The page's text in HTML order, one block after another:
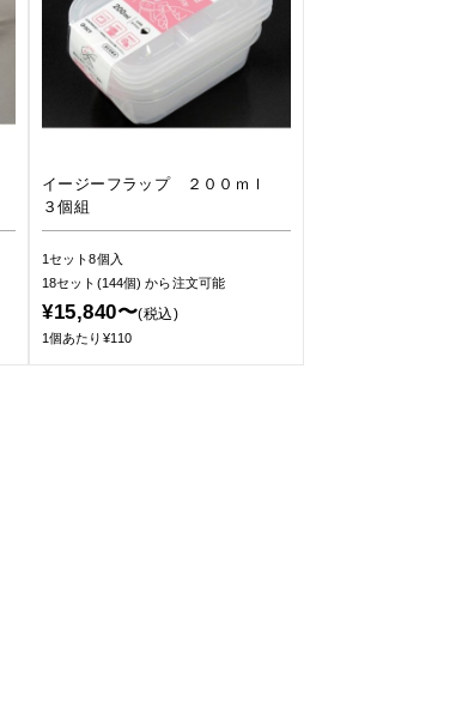
イージーフラップ ２００ｍｌ
３個組
1セット8個入
18セット(144個)から注文可能
¥15,840〜(税込)
1個あたり¥110